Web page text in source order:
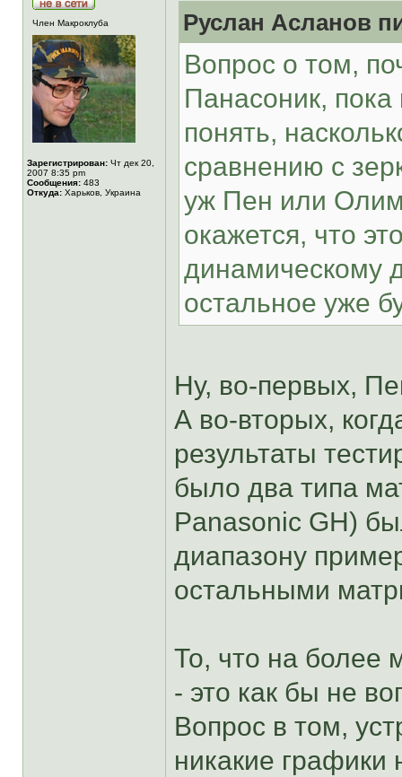
Член Макроклуба
Зарегистрирован: Чт дек 20,
2007 8:35 pm
Сообщения: 483
Откуда: Харьков, Украина
Руслан Асланов
Вопрос о том,
Панасоник,
понять,
сравнению с
уж Пен или
окажется, что
динамическому
остальное уже
Ну, во-первых,
А во-вторых,
результаты
было два типа
Panasonic GH)
диапазону
остальными
То, что на более
- это как бы не
Вопрос в том,
никакие графики